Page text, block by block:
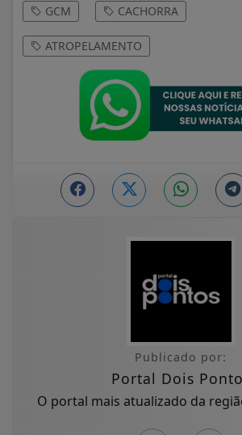
GCM CACHORRA
ATROPELAMENTO
Publicado por:
Portal Dois
O portal mais atualizado da